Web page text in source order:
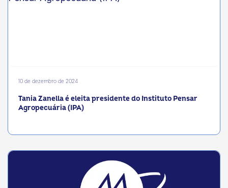
10 de dezembro de 2024
Tania Zanella é eleita presidente do Instituto Pensar
Agropecuária (IPA)